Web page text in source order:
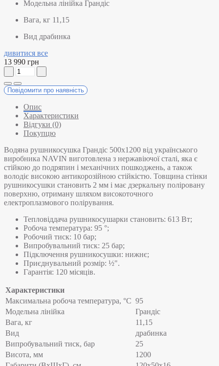
Модельна лінійка Грандіс
Вага, кг 11,15
Вид драбинка
дивитися все
13 990 грн
Повідомити про наявність
Опис
Характеристики
Відгуки (0)
Покупцю
Водяна рушникосушка Грандіс 500х1200 від українського
виробника NAVIN виготовлена з нержавіючої сталі, яка є
стійкою до подряпин і механічних пошкоджень, а також
володіє високою антикорозійною стійкістю. Товщина стінки
рушникосушки становить 2 мм і має дзеркальну поліровану
поверхню, отриману шляхом високоточного
електроплазмового полірування.
Тепловіддача рушникосушарки становить: 613 Вт;
Робоча температура: 95 °;
Робочий тиск: 10 бар;
Випробувальний тиск: 25 бар;
Підключення рушникосушки: нижнє;
Приєднувальний розмір: ½".
Гарантія: 120 місяців.
Характеристики
Максимальна робоча температура, °C 95
Модельна лінійка
Грандіс
Вага, кг
11,15
Вид
драбинка
Випробувальний тиск, бар
25
Висота, мм
1200